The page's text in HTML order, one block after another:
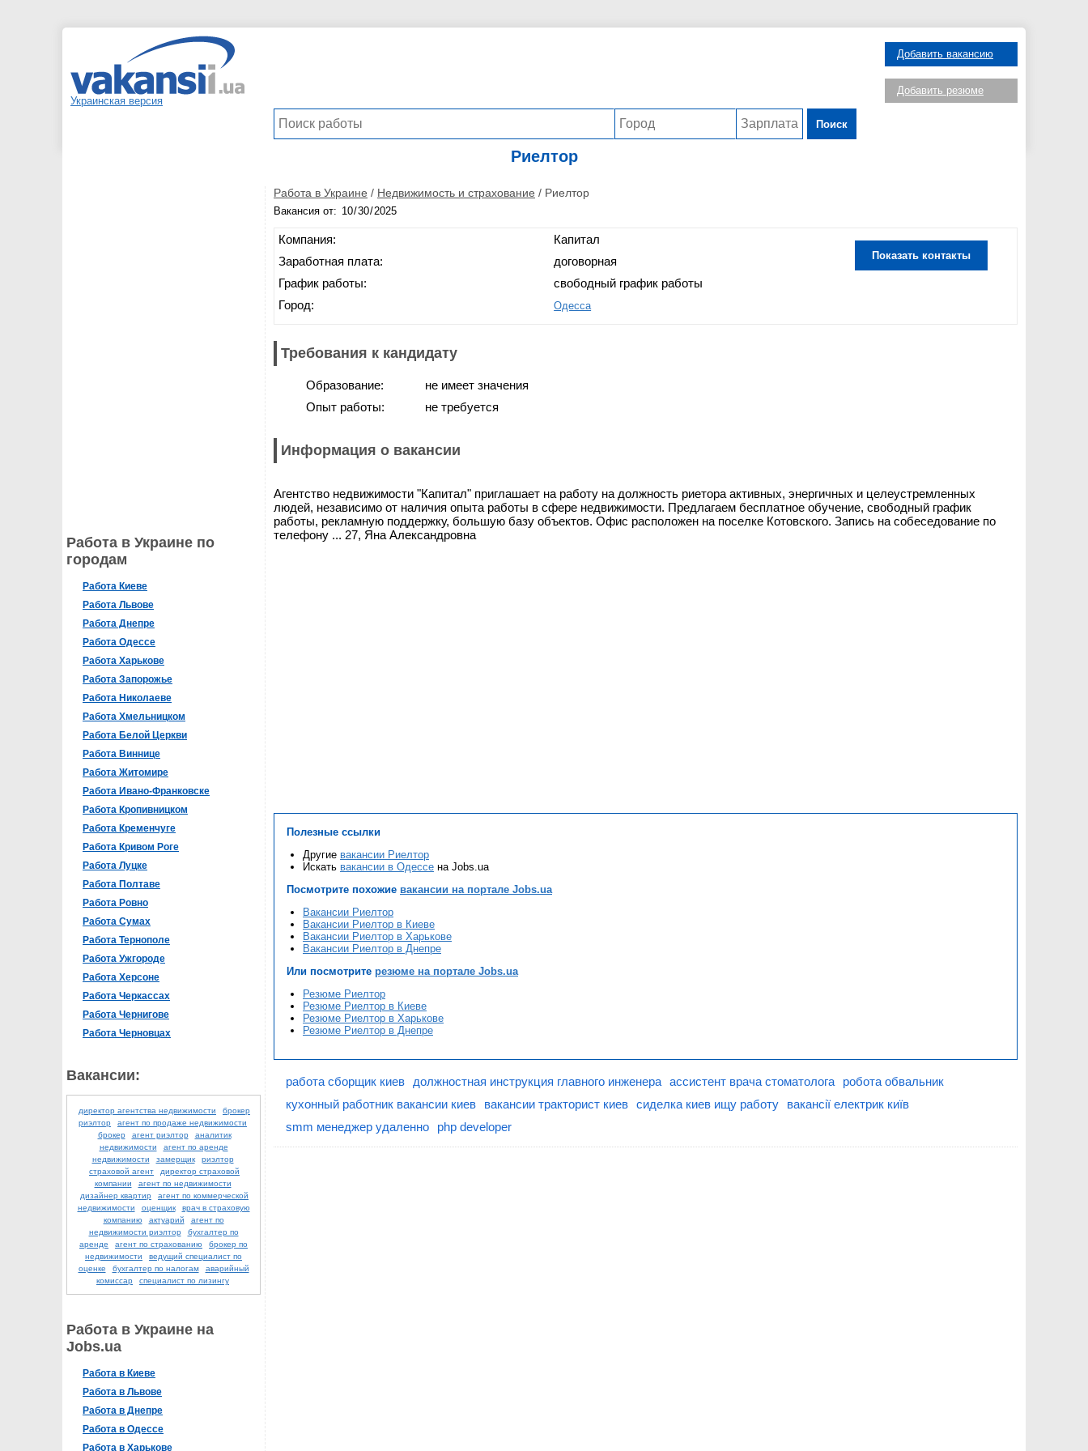
Украинская версия
Поиск
Добавить вакансию
Добавить резюме
Риелтор
Работа в Украине по
городам
Работа Киеве
Работа Львове
Работа Днепре
Работа Одессе
Работа Харькове
Работа Запорожье
Работа Николаеве
Работа Хмельницком
Работа Белой Церкви
Работа Виннице
Работа Житомире
Работа Ивано-Франковске
Работа Кропивницком
Работа Кременчуге
Работа Кривом Роге
Работа Луцке
Работа Полтаве
Работа Ровно
Работа Сумах
Работа Тернополе
Работа Ужгороде
Работа Херсоне
Работа Черкассах
Работа Чернигове
Работа Черновцах
Вакансии:
директор агентства недвижимости
брокер
риэлтор
агент по продаже недвижимости
брокер
агент риэлтор
аналитик
недвижимости
агент по аренде
недвижимости
замерщик
риэлтор
страховой агент
директор страховой
компании
агент по недвижимости
дизайнер квартир
агент по коммерческой
недвижимости
оценщик
врач в страховую
компанию
актуарий
агент по
недвижимости риэлтор
бухгалтер по
аренде
агент по страхованию
брокер по
недвижимости
ведущий специалист по
оценке
бухгалтер по налогам
аварийный
комиссар
специалист по лизингу
Работа в Украине на
Jobs.ua
Работа в Киеве
Работа в Львове
Работа в Днепре
Работа в Одессе
Работа в Харькове
Работа в Украине / Недвижимость и страхование / Риелтор
Вакансия от:
Компания:
Заработная плата:
График работы:
Город:
Капитал
договорная
свободный график работы
Одесса
Показать контакты
Требования к кандидату
Образование:
Опыт работы:
не имеет значения
не требуется
Информация о вакансии
Агентство недвижимости "Капитал" приглашает на работу на должность риетора активных, энергичных и целеустремленных
людей, независимо от наличия опыта работы в сфере недвижимости. Предлагаем бесплатное обучение, свободный график
работы, рекламную поддержку, большую базу объектов. Офис расположен на поселке Котовского. Запись на собеседование по
телефону ... 27, Яна Александровна
Полезные ссылки
Другие вакансии Риелтор
Искать вакансии в Одессе на Jobs.ua
Посмотрите похожие вакансии на портале Jobs.ua
Вакансии Риелтор
Вакансии Риелтор в Киеве
Вакансии Риелтор в Харькове
Вакансии Риелтор в Днепре
Или посмотрите резюме на портале Jobs.ua
Резюме Риелтор
Резюме Риелтор в Киеве
Резюме Риелтор в Харькове
Резюме Риелтор в Днепре
работа сборщик киев должностная инструкция главного инженера ассистент врача стоматолога
робота обвальник
кухонный работник вакансии киев
вакансии тракторист киев сиделка киев ищу работу
вакансії електрик київ
smm менеджер удаленно
php developer